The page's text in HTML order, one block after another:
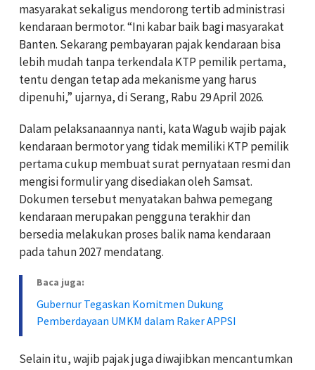
masyarakat sekaligus mendorong tertib administrasi
kendaraan bermotor. “Ini kabar baik bagi masyarakat
Banten. Sekarang pembayaran pajak kendaraan bisa
lebih mudah tanpa terkendala KTP pemilik pertama,
tentu dengan tetap ada mekanisme yang harus
dipenuhi,” ujarnya, di Serang, Rabu 29 April 2026.
Dalam pelaksanaannya nanti, kata Wagub wajib pajak
kendaraan bermotor yang tidak memiliki KTP pemilik
pertama cukup membuat surat pernyataan resmi dan
mengisi formulir yang disediakan oleh Samsat.
Dokumen tersebut menyatakan bahwa pemegang
kendaraan merupakan pengguna terakhir dan
bersedia melakukan proses balik nama kendaraan
pada tahun 2027 mendatang.
Baca juga:
Gubernur Tegaskan Komitmen Dukung
Pemberdayaan UMKM dalam Raker APPSI
Selain itu, wajib pajak juga diwajibkan mencantumkan